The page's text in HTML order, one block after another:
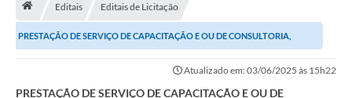
Legislação
A Nossa Cidade
Editais Editais de Licitação
PRESTAÇÃO DE SERVIÇO DE CAPACITAÇÃO E OU DE CONSULTORIA,
DESTINADOS A POTENCIAIS EMPRESÁRIOS,...Atualizado em: 03/06/2025 às 15h22
PRESTAÇÃO DE SERVIÇO DE CAPACITAÇÃO E OU DE